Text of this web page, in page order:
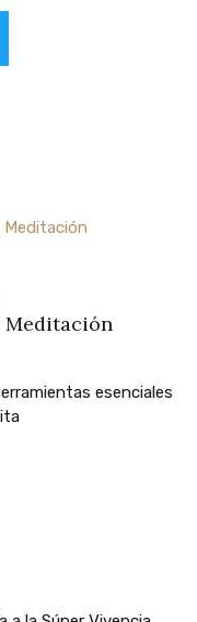
Meditación
Meditación
esenciales